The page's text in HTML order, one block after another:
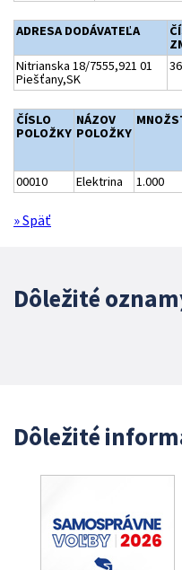
ADRESA DODÁVATEĽA
Nitrianska 18/7555,921 01
Piešťany,SK
ČÍSLO
POLOŽKY
NÁZOV
POLOŽKY
00010 Elektrina 1.000
» Späť
Dôležité
Dôležité